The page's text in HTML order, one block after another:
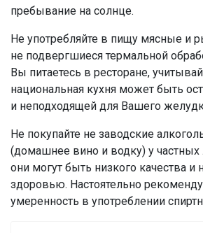
пребывание на солнце.
Не употребляйте в пищу мясные и
не подвергшиеся термальной
Вы питаетесь в ресторане,
национальная кухня может быть
и неподходящей для Вашего
Не покупайте не заводские
(домашнее вино и водку) у частных
они могут быть низкого качества и
здоровью. Настоятельно
умеренность в употреблении